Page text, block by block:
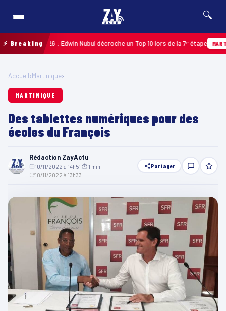
🔍
⚡ Breaking2026 : Edwin Nubul décroche un Top 10 lors de la 7ᵉ étape
Accueil›Martinique›
MARTINIQUE
Des tablettes numériques pour des
écoles du François
Rédaction ZayActu
10/11/2022 à 14h51 ⏱ 1 min
10/11/2022 à 13h33
Partager